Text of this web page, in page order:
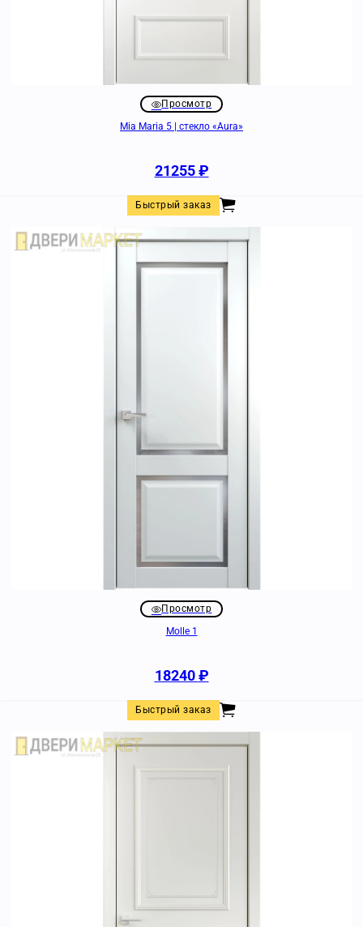
Просмотр
Mia Maria 5 | стекло «Aura»
21255₽
Быстрый заказ
Просмотр
Molle 1
18240₽
Быстрый заказ